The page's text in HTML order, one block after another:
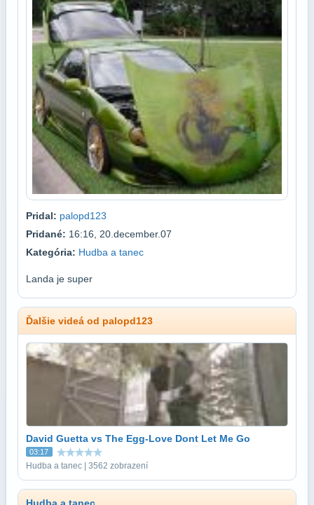
Pridal: palopd123
Pridané: 16:16, 20.december.07
Kategória: Hudba a tanec
Landa je super
Ďalšie videá od palopd123
David Guetta vs The Egg-Love Dont Let Me Go
03:17
Hudba a tanec | 3562 zobrazení
Hudba a tanec